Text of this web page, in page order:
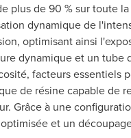
plus de 90 % sur toute
dynamique de
optimisant ainsi
dynamique et un tube
facteurs essentiels
de résine capable de
Grâce à une
et un